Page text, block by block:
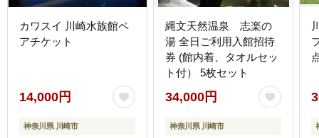
カワスイ 川崎水族館ペ
アチケット
14,000円
神奈川県 川崎市
縄文天然温泉 志楽の
湯 全日ご利用入館招待
券 (館内着、タオルセッ
ト付） 5枚セット
34,000円
神奈川県 川崎市